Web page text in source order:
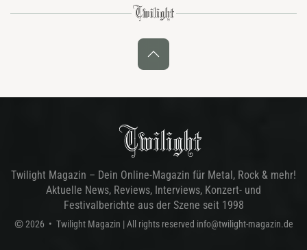
Twilight Magazin – Dein Online-Magazin für Metal, Rock & mehr!
Aktuelle News, Reviews, Interviews, Konzert- und
Festivalberichte aus der Szene seit 1998
© 2026 • Twilight Magazin | All rights reserved info@twilight-magazin.de